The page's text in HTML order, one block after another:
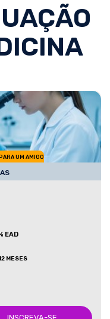
UM AMIGO
EAD
MESES